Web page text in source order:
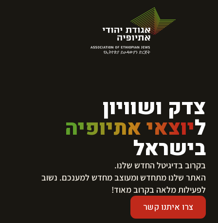
צדק ושוויון
ליוצאי אתיופיה
בישראל
בקרוב בדיגיטל החדש שלנו.
​האתר שלנו מתחדש ומעוצב מחדש למענכם. נשוב
לפעילות מלאה בקרוב מאוד!
צרו איתנו קשר